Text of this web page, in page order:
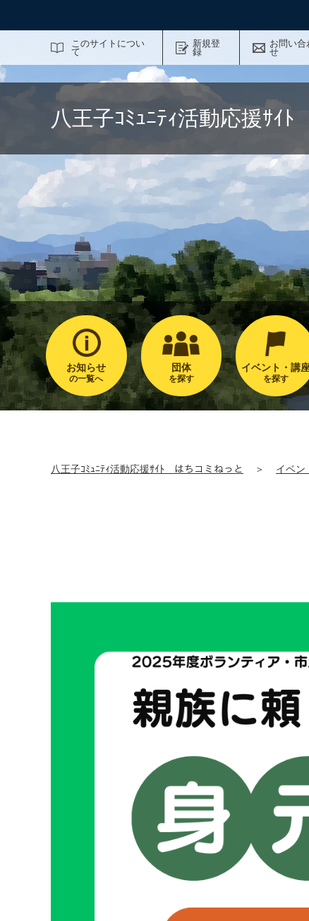
このサイトについ
て
新規登
録
お問い合
せ
八王子ｺﾐｭﾆﾃｨ活動応援ｻｲ
お知らせ
の一覧へ
団体
を探す
イベント・講
を探す
八王子ｺﾐｭﾆﾃｨ活動応援ｻｲﾄ はちコミねっと ＞ イベン